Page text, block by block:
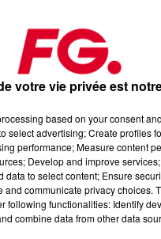
votre vie privée est
based on your consent
select advertising; Create profiles
performance; Measure content
Develop and improve
to select content; Ensure
communicate privacy choices.
following functionalities: Identify
combine data from other data